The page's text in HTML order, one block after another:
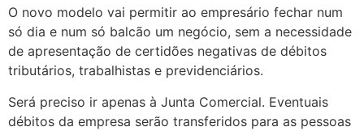
O novo modelo vai permitir ao empresário fechar num
só dia e num só balcão um negócio, sem a necessidade
de apresentação de certidões negativas de débitos
tributários, trabalhistas e previdenciários.
Será preciso ir apenas à Junta Comercial. Eventuais
débitos da empresa serão transferidos para as pessoas